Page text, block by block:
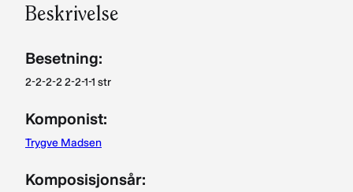
Beskrivelse
Besetning:
2-2-2-2 2-2-1-1 str
Komponist:
Trygve Madsen
Komposisjonsår: